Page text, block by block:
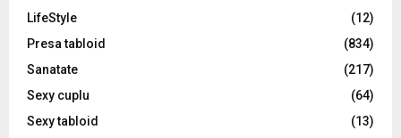
LifeStyle
(12)
Presa tabloid
(834)
Sanatate
(217)
Sexy cuplu
(64)
Sexy tabloid
(13)